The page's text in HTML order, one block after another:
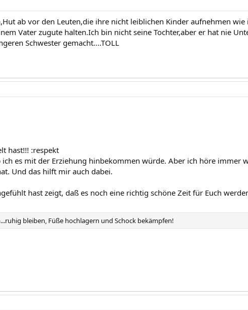
ab vor den Leuten,die ihre nicht leiblichen Kinder aufnehmen wie
Vater zugute halten.Ich bin nicht seine Tochter,aber er hat nie
Schwester gemacht....TOLL
hast!!! :respekt
es mit der Erziehung hinbekommen würde. Aber ich höre immer
Und das hilft mir auch dabei.
hast zeigt, daß es noch eine richtig schöne Zeit für Euch
bleiben, Füße hochlagern und Schock bekämpfen!